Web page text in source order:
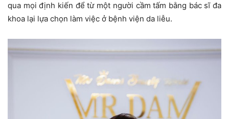
qua mọi định kiến để từ một người cầm tấm bằng bác sĩ đa
khoa lại lựa chọn làm việc ở bệnh viện da liễu.